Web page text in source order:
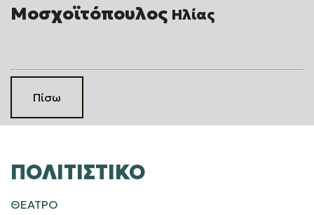
Μοσχοϊτόπουλος Ηλίας
Πίσω
ΠΟΛΙΤΙΣΤΙΚΌ
ΘΕΑΤΡΟ